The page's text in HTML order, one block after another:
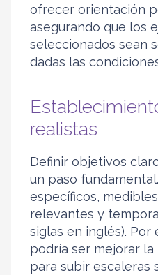
ofrecer orientación
asegurando que los
seleccionados sean
dadas las
realistas
Definir objetivos
un paso
específicos,
relevantes y
siglas en inglés).
podría ser mejorar
para subir escaleras